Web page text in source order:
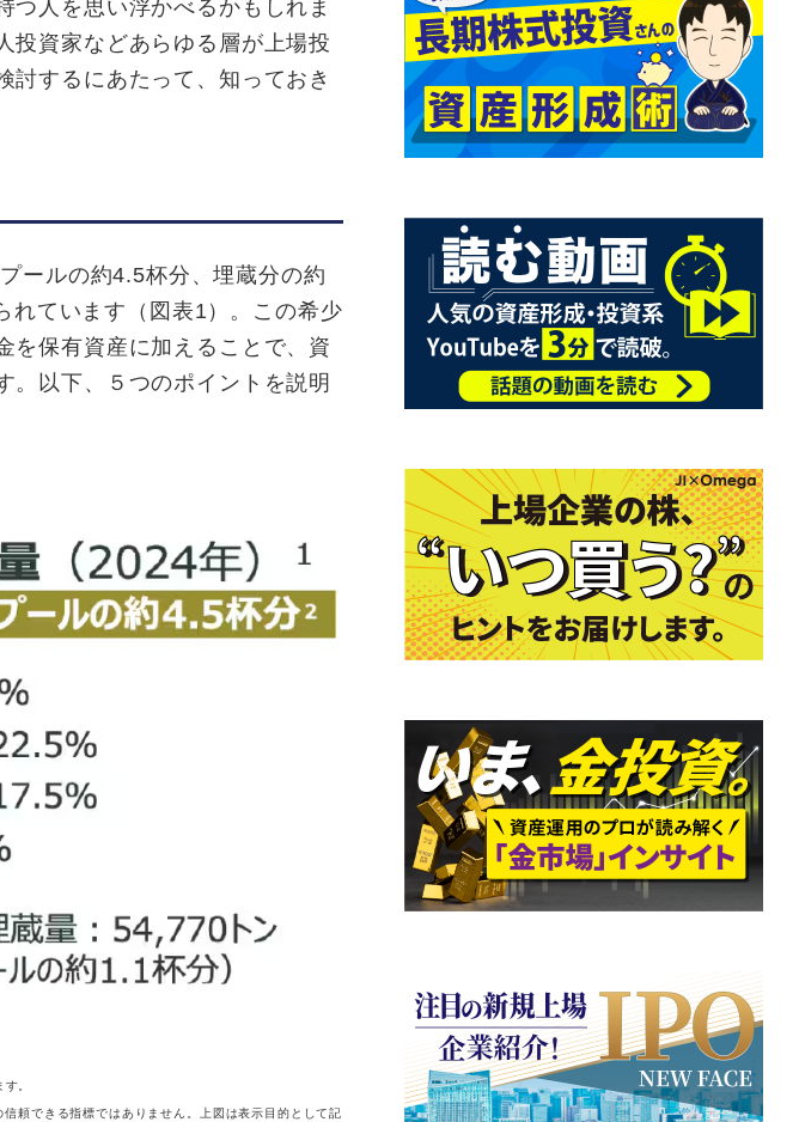
つ人を思い浮かべるかもしれま
投資家などあらゆる層が上場投
討するにあたって、知っておき
ールの約4.5杯分、埋蔵分の約
れています（図表1）。この希少
を保有資産に加えることで、資
。以下、５つのポイントを説明
。
頼できる指標ではありません。上図は表示目的として記